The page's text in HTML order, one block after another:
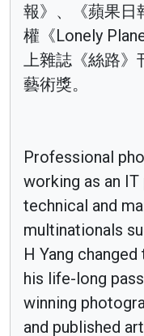
報》、《蘋果日
權《Lonely
上雜誌《絲路
藝術獎。
Professional
working as an
technical and
multinationals
H Yang
his life-long
winning
and published